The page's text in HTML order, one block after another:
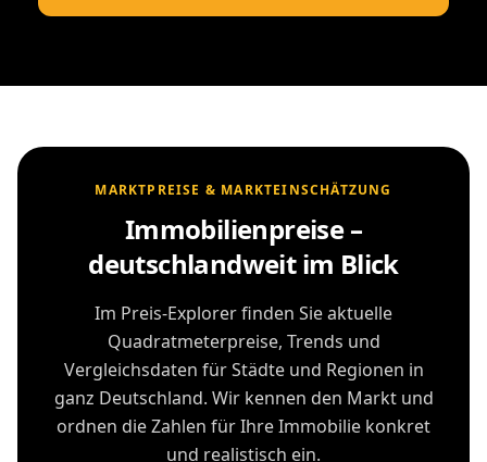
MARKTPREISE & MARKTEINSCHÄTZUNG
Immobilienpreise –
deutschlandweit im Blick
Im Preis-Explorer finden Sie aktuelle
Quadratmeterpreise, Trends und
Vergleichsdaten für Städte und Regionen in
ganz Deutschland. Wir kennen den Markt und
ordnen die Zahlen für Ihre Immobilie konkret
und realistisch ein.